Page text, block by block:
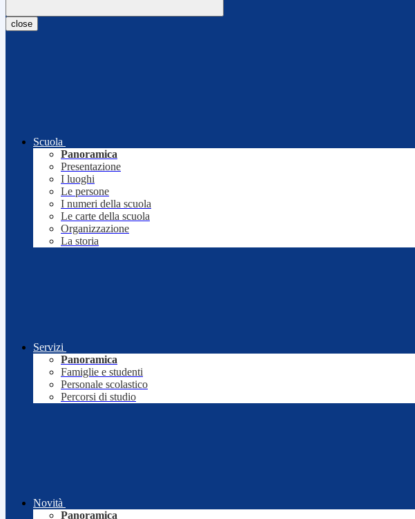
close
Scuola
Panoramica
Presentazione
I luoghi
Le persone
I numeri della scuola
Le carte della scuola
Organizzazione
La storia
Servizi
Panoramica
Famiglie e studenti
Personale scolastico
Percorsi di studio
Novità
Panoramica